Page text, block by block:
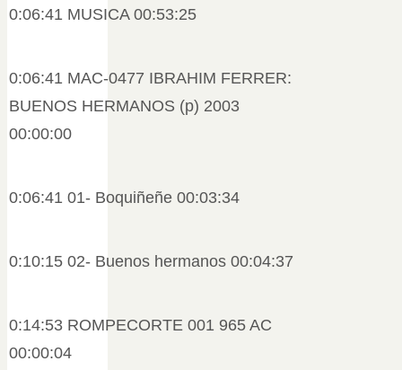
0:06:41 MUSICA 00:53:25
0:06:41 MAC-0477 IBRAHIM FERRER:
BUENOS HERMANOS (p) 2003
00:00:00
0:06:41 01- Boquiñeñe 00:03:34
0:10:15 02- Buenos hermanos 00:04:37
0:14:53 ROMPECORTE 001 965 AC
00:00:04